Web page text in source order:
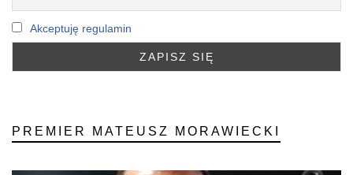
Akceptuję regulamin
PREMIER MATEUSZ MORAWIECKI